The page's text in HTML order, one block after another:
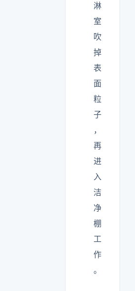
淋
室
吹
掉
表
面
粒
子
，
再
进
入
洁
净
棚
工
作
。